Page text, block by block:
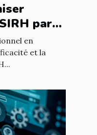
par
les
en
et la